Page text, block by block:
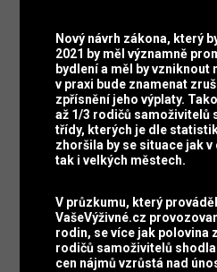
Nový návrh zákona, který
2021 by měl významně
bydlení a měl by vzniknout
v praxi bude znamenat
zpřísnění jeho výplaty.
až 1/3 rodičů samoživitelů
třídy, kterých je dle
zhoršila by se situace jak
tak i velkých městech.
V průzkumu, který
VašeVýživné.cz
rodin, se více jak polovina
rodičů samoživitelů
cen nájmů vzrůstá nad